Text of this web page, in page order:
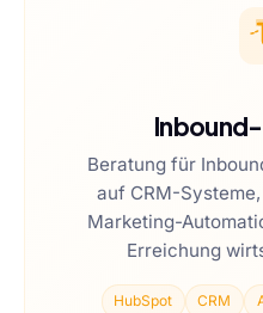
Beratung für
auf CRM-
Marketing-
Erreichung
HubSpot CRM